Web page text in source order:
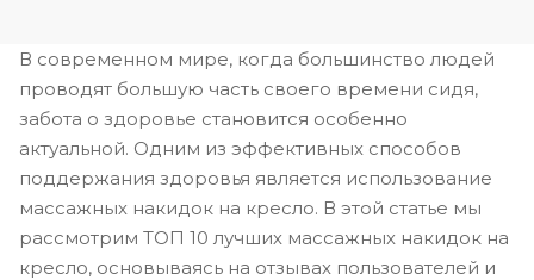
В современном мире, когда большинство людей
проводят большую часть своего времени сидя,
забота о здоровье становится особенно
актуальной. Одним из эффективных способов
поддержания здоровья является использование
массажных накидок на кресло. В этой статье мы
рассмотрим ТОП 10 лучших массажных накидок на
кресло, основываясь на отзывах пользователей и